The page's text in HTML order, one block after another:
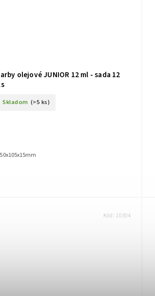
olejové JUNIOR 12 ml - sada 12
Skladom (>5 ks)
Kód: 10304